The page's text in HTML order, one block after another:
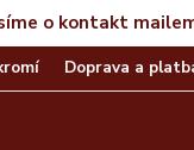
o kontakt
Doprava a